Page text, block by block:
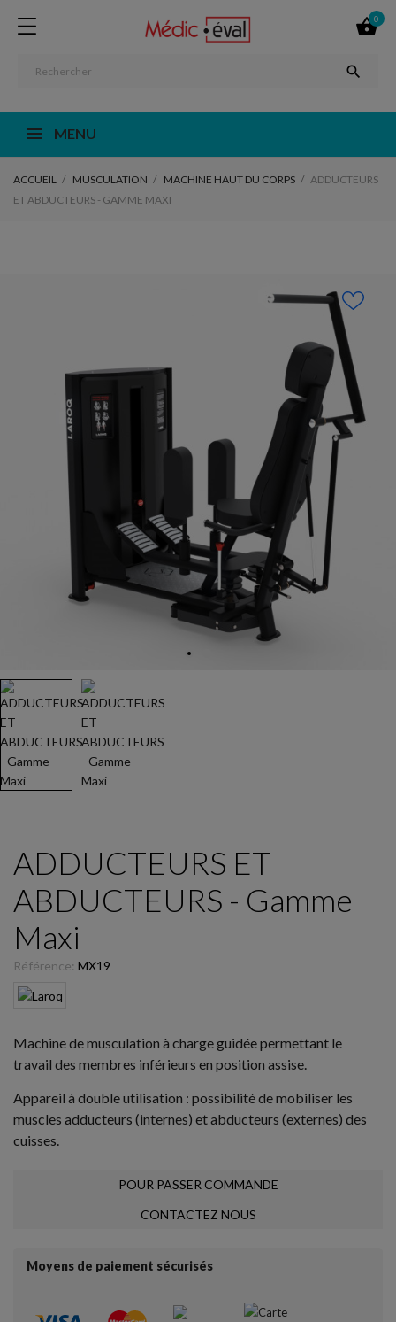

0

MENU
ACCUEIL MUSCULATION MACHINE HAUT DU CORPS
ADDUCTEURS
ET ABDUCTEURS - GAMME MAXI
ADDUCTEURS ET
ABDUCTEURS - Gamme
Maxi
Référence: MX19
Machine de musculation à charge guidée permettant le
travail des membres inférieurs en position assise.
Appareil à double utilisation : possibilité de mobiliser les
muscles adducteurs (internes) et abducteurs (externes) des
cuisses.
POUR PASSER COMMANDE
CONTACTEZ NOUS
Moyens de paiement sécurisés